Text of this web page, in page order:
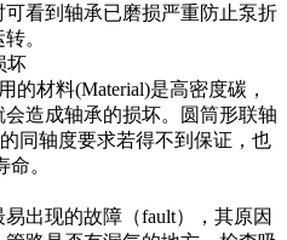
看到轴承已磨损严重防止泵折
。
坏
材料(Material)是高密度碳，
造成轴承的损坏。圆筒形联轴
同轴度要求若得不到保证，也
。
现的故障（fault），其原因